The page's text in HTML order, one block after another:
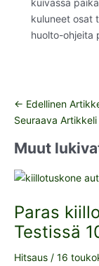
kuivassa
kuluneet osat
huolto-ohjeita
← Edellinen
Seuraava Artikkeli
Muut
Paras
Testissä
Hitsaus / 16